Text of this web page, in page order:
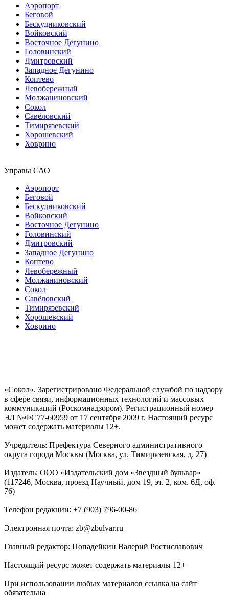
Аэропорт
Беговой
Бескудниковский
Войковский
Восточное Дегунино
Головинский
Дмитровский
Западное Дегунино
Коптево
Левобережный
Молжаниновский
Сокол
Савёловский
Тимирязевский
Хорошевский
Ховрино
Управы САО
Аэропорт
Беговой
Бескудниковский
Войковский
Восточное Дегунино
Головинский
Дмитровский
Западное Дегунино
Коптево
Левобережный
Молжаниновский
Сокол
Савёловский
Тимирязевский
Хорошевский
Ховрино
«Сокол». Зарегистрировано Федеральной службой по надзору
в сфере связи, информационных технологий и массовых
коммуникаций (Роскомнадзором). Регистрационный номер
ЭЛ №ФС77-60959 от 17 сентября 2009 г. Настоящий ресурс
может содержать материалы 12+.
Учредитель: Префектура Северного административного
округа города Москвы (Москва, ул. Тимирязевская, д. 27)
Издатель: ООО «Издательский дом «Звездный бульвар»
(117246, Москва, проезд Научный, дом 19, эт. 2, ком. 6Д, оф.
76)
Телефон редакции: +7 (903) 796-00-86
Электронная почта: zb@zbulvar.ru
Главный редактор: Попадейкин Валерий Ростиславович
Настоящий ресурс может содержать материалы 12+
При использовании любых материалов ссылка на сайт
обязательна